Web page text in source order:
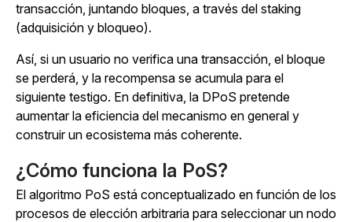
transacción, juntando bloques, a través del staking
(adquisición y bloqueo).
Así, si un usuario no verifica una transacción, el bloque
se perderá, y la recompensa se acumula para el
siguiente testigo. En definitiva, la DPoS pretende
aumentar la eficiencia del mecanismo en general y
construir un ecosistema más coherente.
¿Cómo funciona la PoS?
El algoritmo PoS está conceptualizado en función de los
procesos de elección arbitraria para seleccionar un nodo